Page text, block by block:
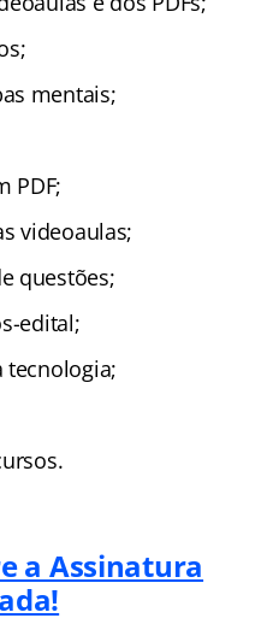
mentais;
PDF;
videoaulas;
questões;
edital;
tecnologia;
a Assinatura